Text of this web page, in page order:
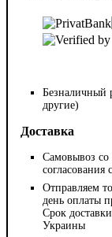
другие)
Доставка
Самовывоз со
согласования
Отправляем
день оплаты
Срок
Украины